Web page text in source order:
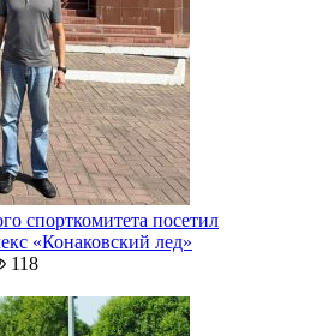
спорткомитета посетил
«Конаковский лед»
118